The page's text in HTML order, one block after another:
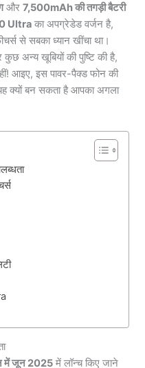
और7,500mAh की तगड़ी बैटरी
Ultra का अपग्रेडेड वर्जन है,
से सबका ध्यान खींचा था।
अन्य खूबियों की पुष्टि की है,
आइए, इस पावर-पैक्ड फोन की
क्यों बन सकता है आपका अगला
में जून 2025 में लॉन्च किए जाने